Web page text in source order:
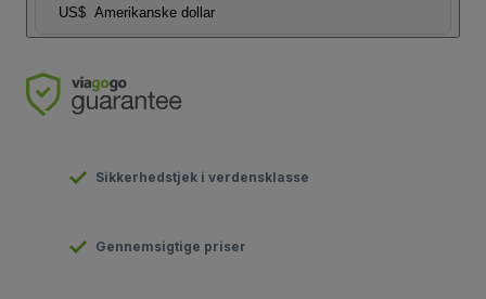
US$ Amerikanske dollar
Sikkerhedstjek i verdensklasse
Gennemsigtige priser